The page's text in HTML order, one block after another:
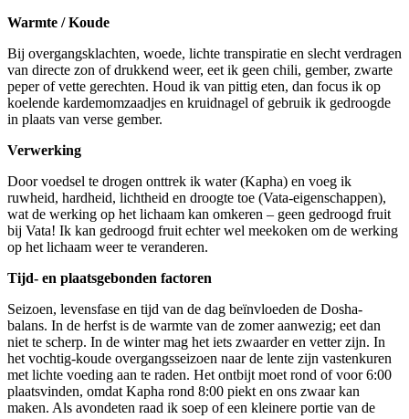
Warmte / Koude
Bij overgangsklachten, woede, lichte transpiratie en slecht verdragen
van directe zon of drukkend weer, eet ik geen chili, gember, zwarte
peper of vette gerechten. Houd ik van pittig eten, dan focus ik op
koelende kardemomzaadjes en kruidnagel of gebruik ik gedroogde
in plaats van verse gember.
Verwerking
Door voedsel te drogen onttrek ik water (Kapha) en voeg ik
ruwheid, hardheid, lichtheid en droogte toe (Vata-eigenschappen),
wat de werking op het lichaam kan omkeren – geen gedroogd fruit
bij Vata! Ik kan gedroogd fruit echter wel meekoken om de werking
op het lichaam weer te veranderen.
Tijd- en plaatsgebonden factoren
Seizoen, levensfase en tijd van de dag beïnvloeden de Dosha-
balans. In de herfst is de warmte van de zomer aanwezig; eet dan
niet te scherp. In de winter mag het iets zwaarder en vetter zijn. In
het vochtig-koude overgangsseizoen naar de lente zijn vastenkuren
met lichte voeding aan te raden. Het ontbijt moet rond of voor 6:00
plaatsvinden, omdat Kapha rond 8:00 piekt en ons zwaar kan
maken. Als avondeten raad ik soep of een kleinere portie van de